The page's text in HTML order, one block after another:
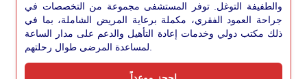
والطفيفة التوغل. توفر المستشفى مجموعة من التخصصات في
جراحة العمود الفقري، مكملة برعاية المريض الشاملة، بما في
ذلك مكتب دولي وخدمات إعادة التأهيل والدعم على مدار الساعة
لمساعدة المرضى طوال رحلتهم.